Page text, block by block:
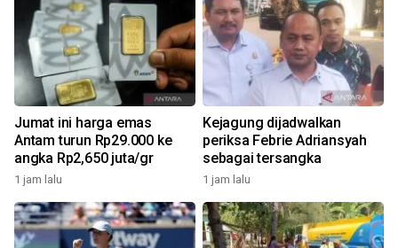
Jumat ini harga emas
Antam turun Rp29.000 ke
angka Rp2,650 juta/gr
1 jam lalu
Kejagung dijadwalkan
periksa Febrie Adriansyah
sebagai tersangka
1 jam lalu